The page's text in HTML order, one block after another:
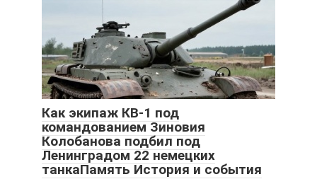
Как экипаж КВ-1 под
командованием Зиновия
Колобанова подбил под
Ленинградом 22 немецких
танкаПамять История и события